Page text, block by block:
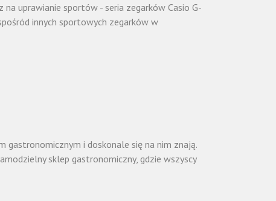
uprawianie sportów - seria zegarków Casio G-
innych sportowych zegarków w
gastronomicznym i doskonale się na nim znają.
sklep gastronomiczny, gdzie wszyscy